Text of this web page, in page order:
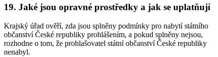
19. Jaké jsou opravné prostředky a jak se uplatňují
Krajský úřad ověří, zda jsou splněny podmínky pro nabytí státního
občanství České republiky prohlášením, a pokud splněny nejsou,
rozhodne o tom, že prohlašovatel státní občanství České republiky
nenabyl.